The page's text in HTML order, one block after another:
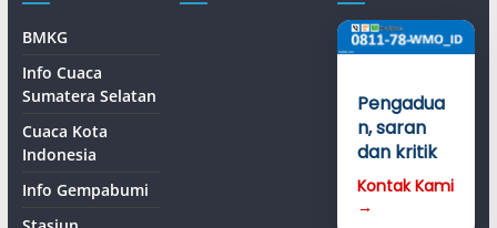
BMKG
Info Cuaca
Sumatera Selatan
Cuaca Kota
Indonesia
Info Gempabumi
Pengadua
n, saran
dan kritik
Kontak Kami
→